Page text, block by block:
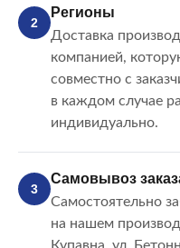
2
Регионы
Доставка
компанией,
совместно с
в каждом случае
индивидуально.
3
Самовывоз
Самостоятельно
на нашем